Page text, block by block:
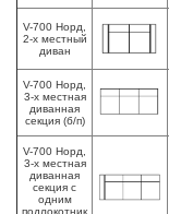
V-700 Норд,
2-х местный
диван
V-700 Норд,
3-х местная
диванная
секция (б/п)
V-700 Норд,
3-х местная
диванная
секция с
одним
подлокотник